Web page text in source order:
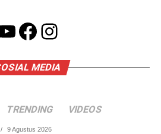
Facebook
Instagram
MEDIA
TRENDING VIDEOS
9 Agustus 2026